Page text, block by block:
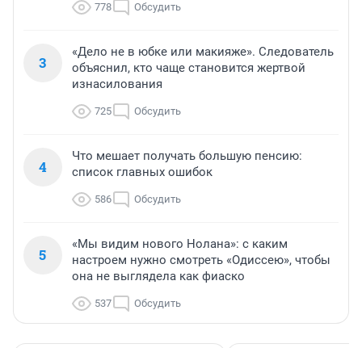
778 Обсудить
3
«Дело не в юбке или макияже». Следователь
объяснил, кто чаще становится жертвой
изнасилования
725 Обсудить
4
Что мешает получать большую пенсию:
список главных ошибок
586 Обсудить
5
«Мы видим нового Нолана»: с каким
настроем нужно смотреть «Одиссею», чтобы
она не выглядела как фиаско
537 Обсудить